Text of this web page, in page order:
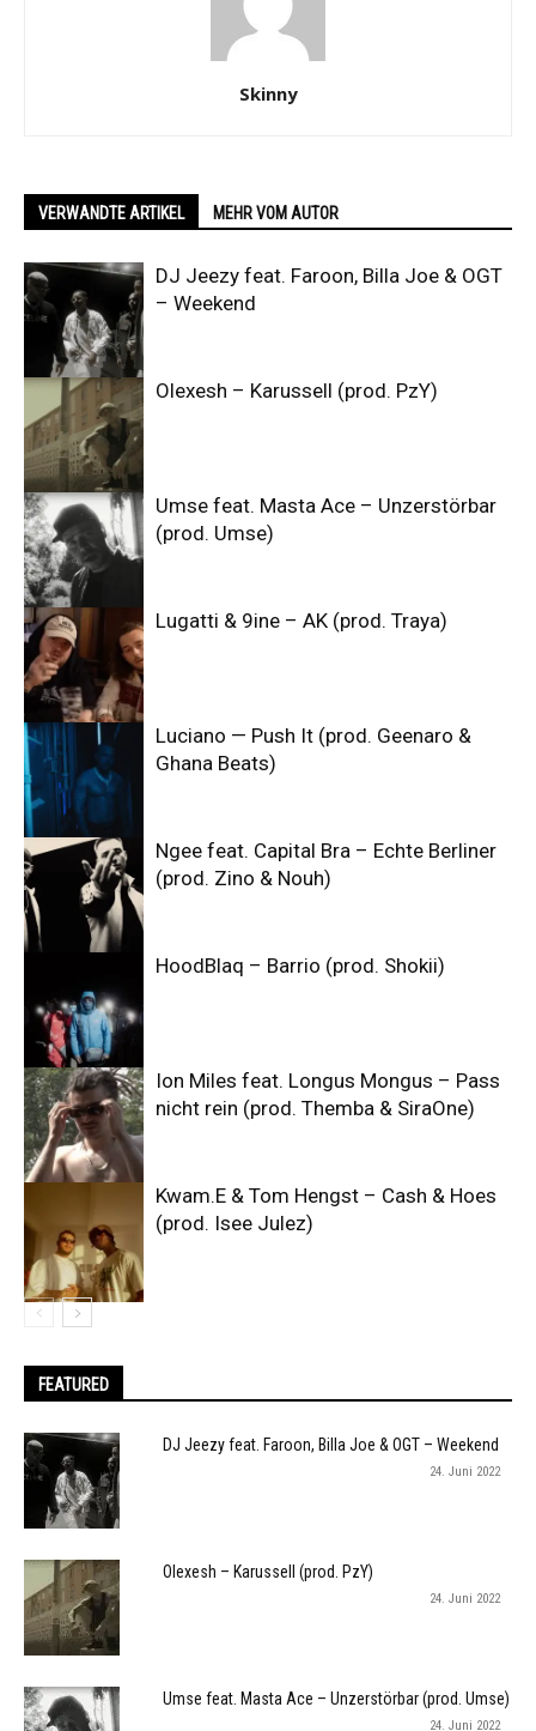
Skinny
VERWANDTE ARTIKEL MEHR VOM AUTOR
DJ Jeezy feat. Faroon, Billa Joe & OGT
– Weekend
Olexesh – Karussell (prod. PzY)
Umse feat. Masta Ace – Unzerstörbar
(prod. Umse)
Lugatti & 9ine – AK (prod. Traya)
Luciano — Push It (prod. Geenaro &
Ghana Beats)
Ngee feat. Capital Bra – Echte Berliner
(prod. Zino & Nouh)
HoodBlaq – Barrio (prod. Shokii)
Ion Miles feat. Longus Mongus – Pass
nicht rein (prod. Themba & SiraOne)
Kwam.E & Tom Hengst – Cash & Hoes
(prod. Isee Julez)
FEATURED
DJ Jeezy feat. Faroon, Billa Joe & OGT – Weekend
24. Juni 2022
Olexesh – Karussell (prod. PzY)
24. Juni 2022
Umse feat. Masta Ace – Unzerstörbar (prod. Umse)
24. Juni 2022